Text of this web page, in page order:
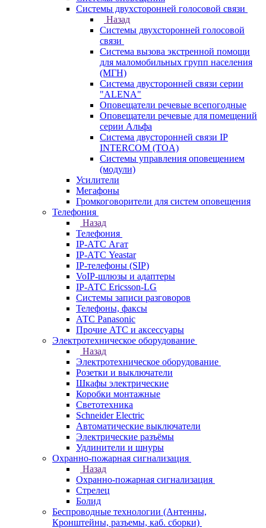
Системы двухсторонней голосовой связи
Назад
Системы двухсторонней голосовой
связи
Система вызова экстренной помощи
для маломобильных групп населения
(МГН)
Система двусторонней связи серии
"ALENA"
Оповещатели речевые всепогодные
Оповещатели речевые для помещений
серии Альфа
Система двусторонней связи IP
INTERCOM (TOA)
Системы управления оповещением
(модули)
Усилители
Мегафоны
Громкоговорители для систем оповещения
Телефония
Назад
Телефония
IP-АТС Агат
IP-АТС Yeastar
IP-телефоны (SIP)
VoIP-шлюзы и адаптеры
IP-АТС Ericsson-LG
Системы записи разговоров
Телефоны, факсы
АТС Panasonic
Прочие АТС и аксессуары
Электротехническое оборудование
Назад
Электротехническое оборудование
Розетки и выключатели
Шкафы электрические
Коробки монтажные
Светотехника
Schneider Electric
Автоматические выключатели
Электрические разъёмы
Удлинители и шнуры
Охранно-пожарная сигнализация
Назад
Охранно-пожарная сигнализация
Стрелец
Болид
Беспроводные технологии (Антенны,
Кронштейны, разъемы, каб. сборки)